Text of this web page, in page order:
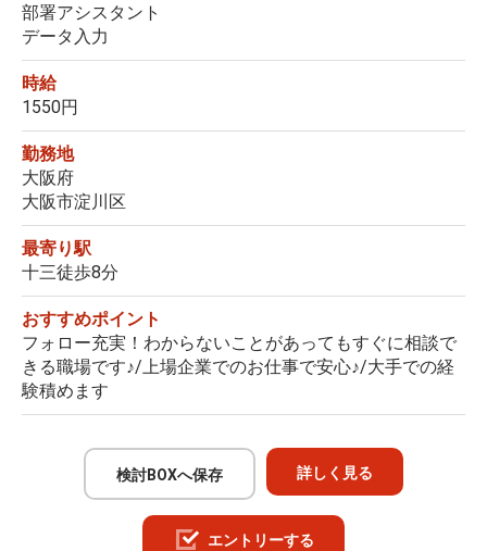
部署アシスタント
データ入力
時給
1550円
勤務地
大阪府
大阪市淀川区
最寄り駅
十三徒歩8分
おすすめポイント
フォロー充実！わからないことがあってもすぐに相談で
きる職場です♪/上場企業でのお仕事で安心♪/大手での経
験積めます
検討BOXへ保存 詳しく見る
エントリーする